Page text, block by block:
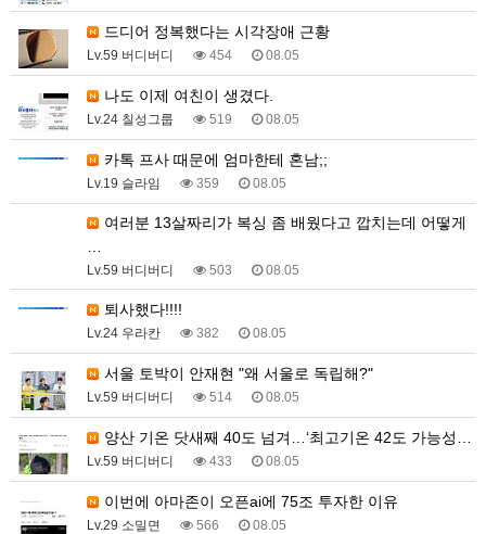
드디어 정복했다는 시각장애 근황
Lv.59 버디버디 454 08.05
나도 이제 여친이 생겼다.
Lv.24 칠성그룹 519 08.05
카톡 프사 때문에 엄마한테 혼남;;
Lv.19 슬라임 359 08.05
Lv.59 버디버디 503 08.05
퇴사했다!!!!
Lv.24 우라칸 382 08.05
서울 토박이 안재현 "왜 서울로 독립해?"
Lv.59 버디버디 514 08.05
양산 기온 닷새째 40도 넘겨…‘최고기온 42도 가능성…
Lv.59 버디버디 433 08.05
이번에 아마존이 오픈ai에 75조 투자한 이유
Lv.29 소밀면 566 08.05